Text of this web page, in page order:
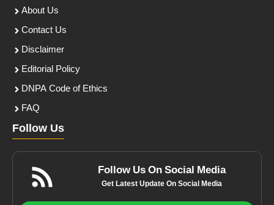
About Us
Contact Us
Disclaimer
Editorial Policy
DNPA Code of Ethics
FAQ
Follow Us
Follow Us On Social Media
Get Latest Update On Social Media